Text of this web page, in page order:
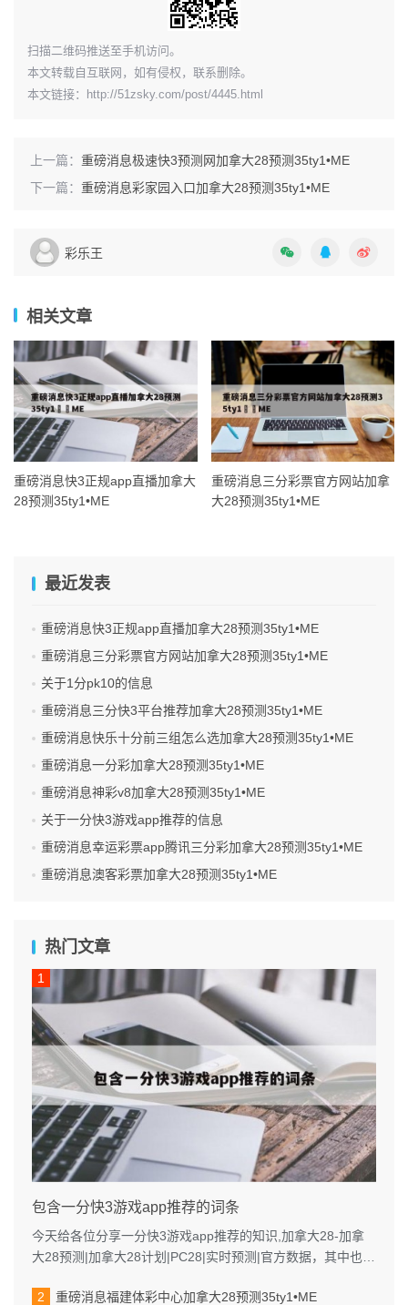
​扫描二维码推送至手机访问。
本文转载自互联网，如有侵权，联系删除。
本文链接： http://51zsky.com/post/4445.html
上一篇： 重磅消息极速快3预测网加拿大28预测35ty1 •ME
下一篇： 重磅消息彩家园入口加拿大28预测35ty1 •ME
彩乐王
相关文章
重磅消息快3正规app直播加拿大
28预测35ty1 •ME
重磅消息三分彩票官方网站加拿
大28预测35ty1 •ME
最近发表
重磅消息快3正规app直播加拿大28预测35ty1 •ME
重磅消息三分彩票官方网站加拿大28预测35ty1 •ME
关于1分pk10的信息
重磅消息三分快3平台推荐加拿大28预测35ty1 •ME
重磅消息快乐十分前三组怎么选加拿大28预测35ty1 •ME
重磅消息一分彩加拿大28预测35ty1 •ME
重磅消息神彩v8加拿大28预测35ty1 •ME
关于一分快3游戏app推荐的信息
重磅消息幸运彩票app腾讯三分彩加拿大28预测35ty1 •ME
重磅消息澳客彩票加拿大28预测35ty1 •ME
热门文章
包含一分快3游戏app推荐的词条
今天给各位分享一分快3游戏app推荐的知识,加拿大28-加拿
大28预测|加拿大28计划|PC28|实时预测|官方数据，其中也会
重磅消息福建体彩中心加拿大28预测35ty1 •ME